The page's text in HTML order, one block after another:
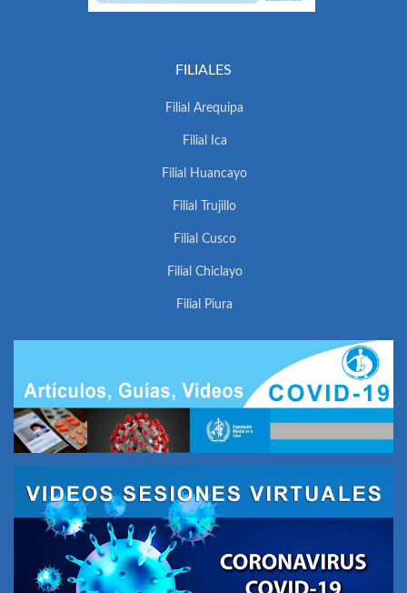
FILIALES
Filial Arequipa
Filial Ica
Filial Huancayo
Filial Trujillo
Filial Cusco
Filial Chiclayo
Filial Piura